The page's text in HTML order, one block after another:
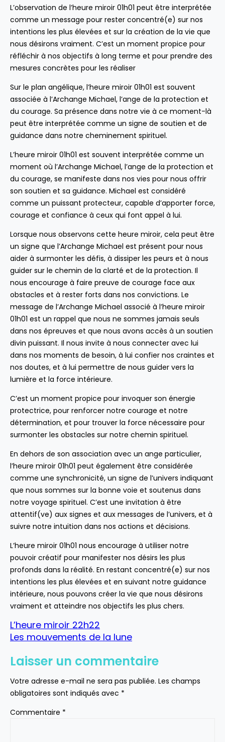
L’observation de l’heure miroir 01h01 peut être interprétée
comme un message pour rester concentré(e) sur nos
intentions les plus élevées et sur la création de la vie que
nous désirons vraiment. C’est un moment propice pour
réfléchir à nos objectifs à long terme et pour prendre des
mesures concrètes pour les réaliser
Sur le plan angélique, l’heure miroir 01h01 est souvent
associée à l’Archange Michael, l’ange de la protection et
du courage. Sa présence dans notre vie à ce moment-là
peut être interprétée comme un signe de soutien et de
guidance dans notre cheminement spirituel.
L’heure miroir 01h01 est souvent interprétée comme un
moment où l’Archange Michael, l’ange de la protection et
du courage, se manifeste dans nos vies pour nous offrir
son soutien et sa guidance. Michael est considéré
comme un puissant protecteur, capable d’apporter force,
courage et confiance à ceux qui font appel à lui.
Lorsque nous observons cette heure miroir, cela peut être
un signe que l’Archange Michael est présent pour nous
aider à surmonter les défis, à dissiper les peurs et à nous
guider sur le chemin de la clarté et de la protection. Il
nous encourage à faire preuve de courage face aux
obstacles et à rester forts dans nos convictions. Le
message de l’Archange Michael associé à l’heure miroir
01h01 est un rappel que nous ne sommes jamais seuls
dans nos épreuves et que nous avons accès à un soutien
divin puissant. Il nous invite à nous connecter avec lui
dans nos moments de besoin, à lui confier nos craintes et
nos doutes, et à lui permettre de nous guider vers la
lumière et la force intérieure.
C’est un moment propice pour invoquer son énergie
protectrice, pour renforcer notre courage et notre
détermination, et pour trouver la force nécessaire pour
surmonter les obstacles sur notre chemin spirituel.
En dehors de son association avec un ange particulier,
l’heure miroir 01h01 peut également être considérée
comme une synchronicité, un signe de l’univers indiquant
que nous sommes sur la bonne voie et soutenus dans
notre voyage spirituel. C’est une invitation à être
attentif(ve) aux signes et aux messages de l’univers, et à
suivre notre intuition dans nos actions et décisions.
L’heure miroir 01h01 nous encourage à utiliser notre
pouvoir créatif pour manifester nos désirs les plus
profonds dans la réalité. En restant concentré(e) sur nos
intentions les plus élevées et en suivant notre guidance
intérieure, nous pouvons créer la vie que nous désirons
vraiment et atteindre nos objectifs les plus chers.
L’heure miroir 22h22
Les mouvements de la lune
Laisser un commentaire
Votre adresse e-mail ne sera pas publiée. Les champs
obligatoires sont indiqués avec *
Commentaire *